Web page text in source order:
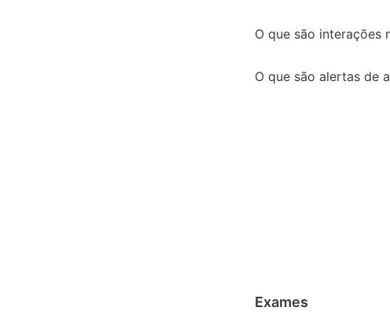
O que são interações
O que são alertas de
Exames